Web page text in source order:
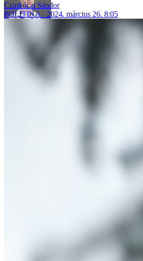
Czinkóczi Sándor
POLITIKA
2024. március 26. 8:05